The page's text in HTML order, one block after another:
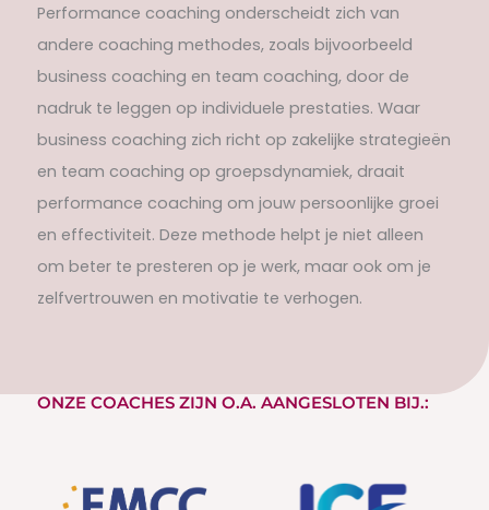
Performance coaching onderscheidt zich van
andere coaching methodes, zoals bijvoorbeeld
business coaching en team coaching, door de
nadruk te leggen op individuele prestaties. Waar
business coaching zich richt op zakelijke strategieën
en team coaching op groepsdynamiek, draait
performance coaching om jouw persoonlijke groei
en effectiviteit. Deze methode helpt je niet alleen
om beter te presteren op je werk, maar ook om je
zelfvertrouwen en motivatie te verhogen.
ONZE COACHES ZIJN O.A. AANGESLOTEN BIJ.: